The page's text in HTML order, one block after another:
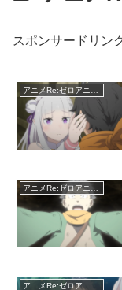
スポンサードリン
アニメRe:ゼロアニメ4期